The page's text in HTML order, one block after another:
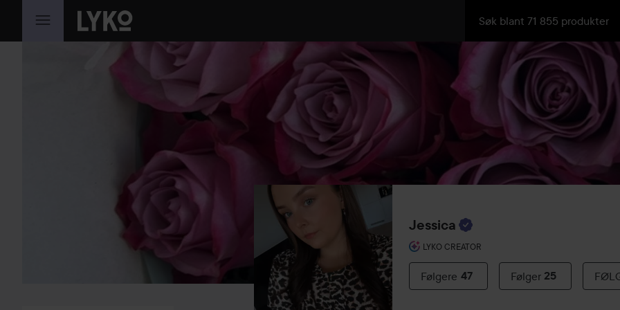
GÅ TIL INNHOLD
Jessica
LYKO CREATOR
Følgere 47 Følger 25